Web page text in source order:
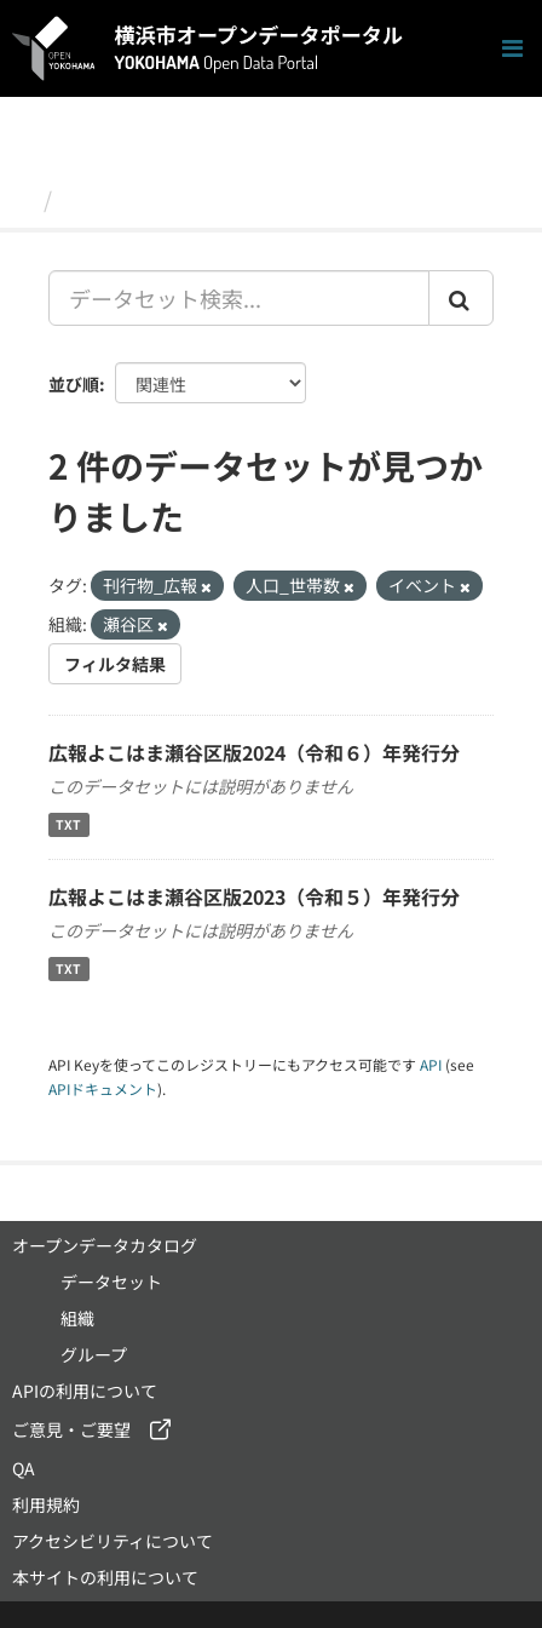
キ
並び順
2 件のデータセットが見つか
りました
タグ: 刊行物_広報 人口_世帯数
イベント
組織:
瀬谷区
フィルタ結果
広報よこはま瀬谷区版2024（令和６）年発行分
このデータセットには説明がありません
TXT
広報よこはま瀬谷区版2023（令和５）年発行分
このデータセットには説明がありません
TXT
API Keyを使ってこのレジストリーにもアクセス可能です API (see
APIドキュメント).
オープンデータカタログ
データセット
組織
グループ
APIの利用について
ご意見・ご要望
QA
利用規約
アクセシビリティについて
本サイトの利用について